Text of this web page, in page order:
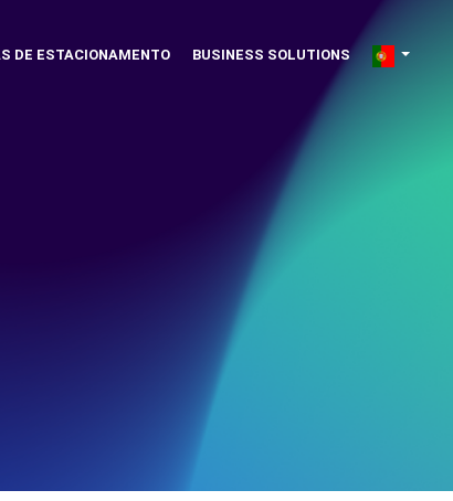
DE ESTACIONAMENTO BUSINESS SOLUTIONS